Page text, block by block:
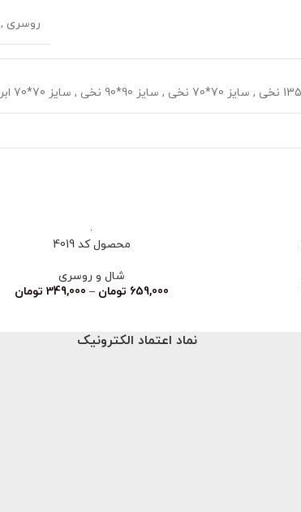
روسری ,
, سایز 70*70 نخی , سایز 90*90 نخی , سایز 70*70 ابریشم
محصول کد 4019
شال و روسری
659,000 تومان –
349,000 تومان
نماد اعتماد الکترونیک